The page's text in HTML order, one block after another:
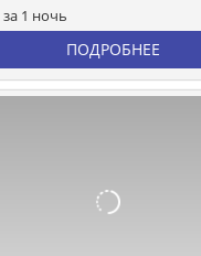
за 1 ночь
ПОДРОБНЕЕ